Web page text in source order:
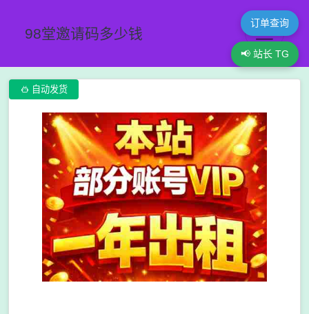
98堂邀请码多少钱
订单查询
📢 站长 TG
 自动发货